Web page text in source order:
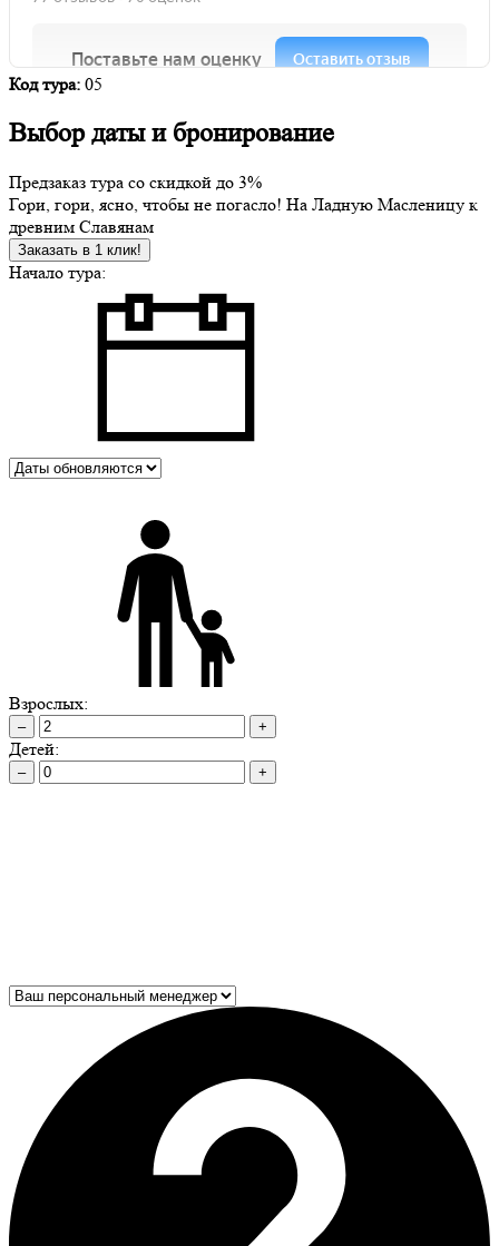
Код тура: 05
Выбор даты и бронирование
Предзаказ тура со скидкой до 3%
Гори, гори, ясно, чтобы не погасло! На Ладную Масленицу к
древним Славянам
Заказать в 1 клик!
Начало тура:
Взрослых:
– +
Детей:
– +